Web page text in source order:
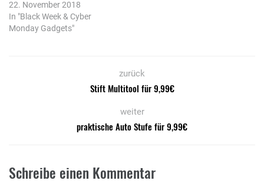
22. November 2018
In "Black Week & Cyber
Monday Gadgets"
zurück
Stift Multitool für 9,99€
weiter
praktische Auto Stufe für 9,99€
Schreibe einen Kommentar